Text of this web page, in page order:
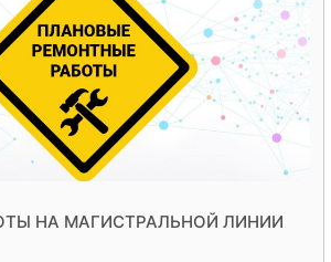
НА МАГИСТРАЛЬНОЙ ЛИНИИ